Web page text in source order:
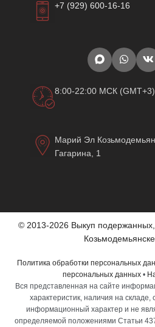
+7 (929) 600-16-16
8:00-22:00 МСК (GMT+3)
Марий Эл
Гагарина, 1
© 2013-2026 Выкуп подержанных,
Политика обработки персональных
персональных данных •
Вся представленная на сайте
характеристик, наличия на складе,
информационный характер и не
определяемой положениями Статьи